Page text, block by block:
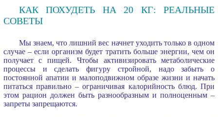
КАК ПОХУДЕТЬ НА 20 КГ: РЕАЛЬНЫЕ
СОВЕТЫ
Мы знаем, что лишний вес начнет уходить только в одном
случае – если организм будет тратить больше энергии, чем он
получает с пищей. Чтобы активизировать метаболические
процессы и сделать фигуру стройной, надо забыть о
постоянной апатии и малоподвижном образе жизни и начать
питаться правильно – ограничивая калорийность блюд. При
этом рацион должен быть разнообразным и полноценным –
запреты запрещаются.